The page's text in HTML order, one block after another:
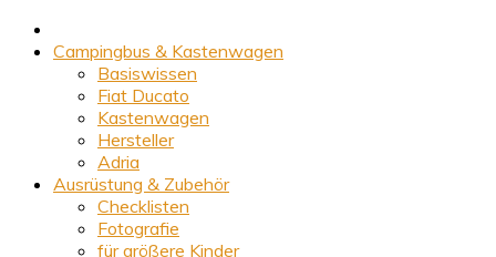
Campingbus & Kastenwagen
Basiswissen
Fiat Ducato
Kastenwagen
Hersteller
Adria
Ausrüstung & Zubehör
Checklisten
Fotografie
für größere Kinder